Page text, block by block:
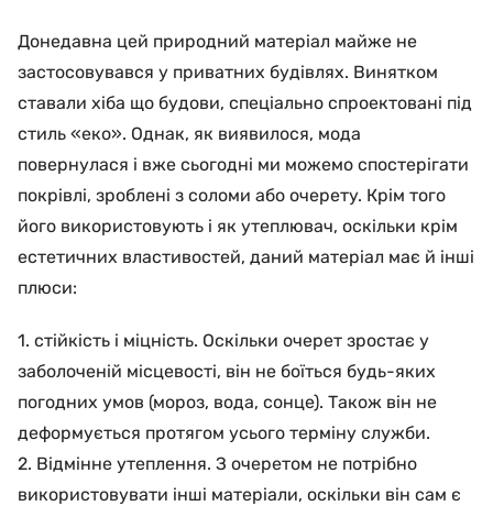
Донедавна цей природний матеріал майже не
застосовувався у приватних будівлях. Винятком
ставали хіба що будови, спеціально спроектовані під
стиль «еко». Однак, як виявилося, мода
повернулася і вже сьогодні ми можемо спостерігати
покрівлі, зроблені з соломи або очерету. Крім того
його використовують і як утеплювач, оскільки крім
естетичних властивостей, даний матеріал має й інші
плюси:
1. стійкість і міцність. Оскільки очерет зростає у
заболоченій місцевості, він не боїться будь-яких
погодних умов (мороз, вода, сонце). Також він не
деформується протягом усього терміну служби.
2. Відмінне утеплення. З очеретом не потрібно
використовувати інші матеріали, оскільки він сам є